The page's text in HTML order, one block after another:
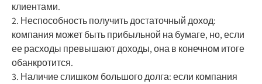
клиентами.
2. Неспособность получить достаточный доход:
компания может быть прибыльной на бумаге, но, если
ее расходы превышают доходы, она в конечном итоге
обанкротится.
3. Наличие слишком большого долга: если компания